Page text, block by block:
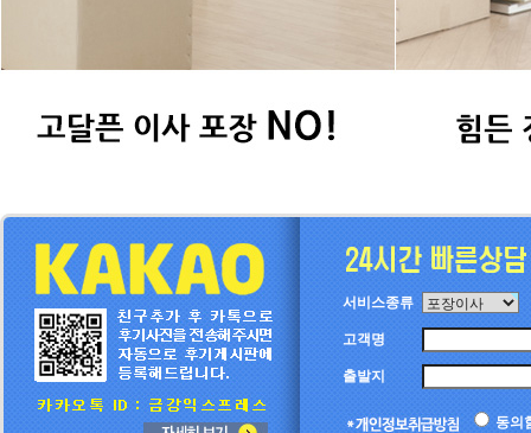
서비스종류
고객명
출발지
동의